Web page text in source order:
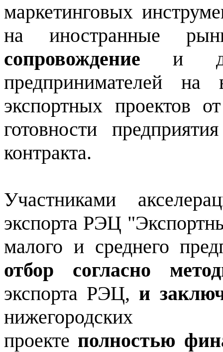
маркетинговых
на иностранные
сопровождение и
предпринимателей на
экспортных проектов
готовности
контракта.
Участниками
экспорта РЭЦ
малого и среднего
отбор согласно
экспорта РЭЦ, и
нижегородских
проекте полностью